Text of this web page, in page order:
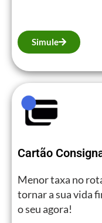
Simule
Cartão
Menor taxa no
tornar a sua vida
o seu agora!